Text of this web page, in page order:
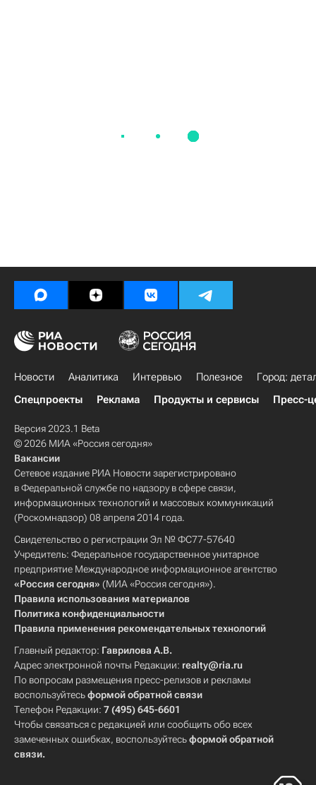
Новости Аналитика Интервью Полезное
Город:
Спецпроекты
Реклама Продукты и сервисы Пресс-
Версия 2023.1 Beta
© 2026 МИА «Россия сегодня»
Вакансии
Сетевое издание РИА Новости зарегистрировано
в Федеральной службе по надзору в сфере связи,
информационных технологий и массовых коммуникаций
(Роскомнадзор) 08 апреля 2014 года.
Свидетельство о регистрации Эл № ФС77-57640
Учредитель: Федеральное государственное унитарное
предприятие Международное информационное агентство
«Россия сегодня» (МИА «Россия сегодня»).
Правила использования материалов
Политика конфиденциальности
Правила применения рекомендательных технологий
Главный редактор: Гаврилова А.В.
Адрес электронной почты Редакции: realty@ria.ru
По вопросам размещения пресс-релизов и рекламы
воспользуйтесьформой обратной связи
Телефон Редакции: 7 (495) 645-6601
Чтобы связаться с редакцией или сообщить обо всех
замеченных ошибках, воспользуйтесьформой обратной
связи.